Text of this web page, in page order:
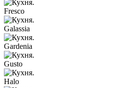
Fresco
Galassia
Gardenia
Gusto
Halo